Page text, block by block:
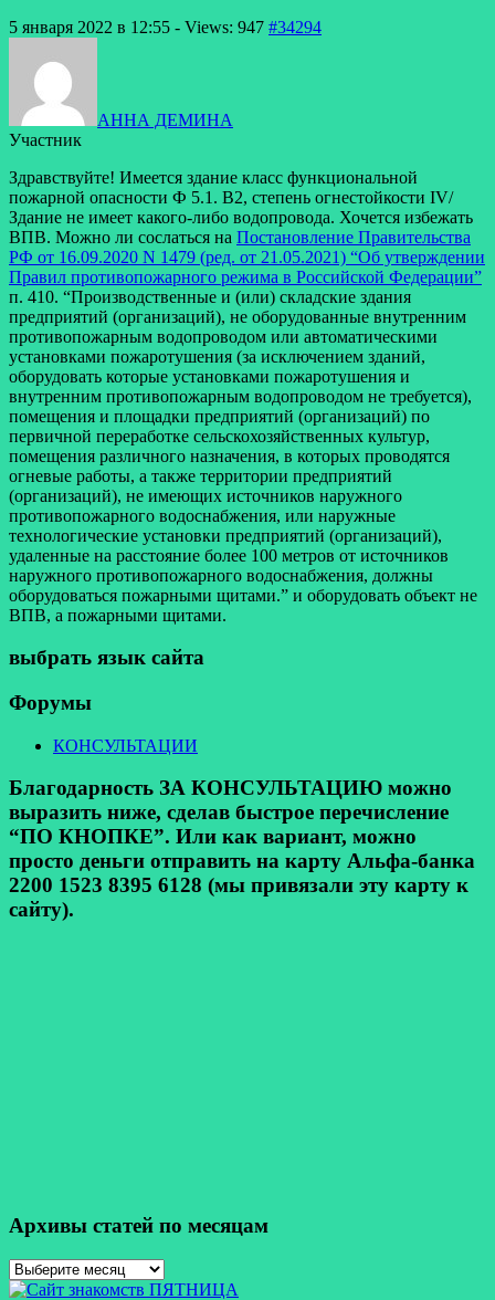
5 января 2022 в 12:55 - Views: 947 #34294
АННА ДЕМИНА
Участник
Здравствуйте! Имеется здание класс функциональной
пожарной опасности Ф 5.1. В2, степень огнестойкости IV/
Здание не имеет какого-либо водопровода. Хочется избежать
ВПВ. Можно ли сослаться на Постановление Правительства
РФ от 16.09.2020 N 1479 (ред. от 21.05.2021) “Об утверждении
Правил противопожарного режима в Российской Федерации”
п. 410. “Производственные и (или) складские здания
предприятий (организаций), не оборудованные внутренним
противопожарным водопроводом или автоматическими
установками пожаротушения (за исключением зданий,
оборудовать которые установками пожаротушения и
внутренним противопожарным водопроводом не требуется),
помещения и площадки предприятий (организаций) по
первичной переработке сельскохозяйственных культур,
помещения различного назначения, в которых проводятся
огневые работы, а также территории предприятий
(организаций), не имеющих источников наружного
противопожарного водоснабжения, или наружные
технологические установки предприятий (организаций),
удаленные на расстояние более 100 метров от источников
наружного противопожарного водоснабжения, должны
оборудоваться пожарными щитами.” и оборудовать объект не
ВПВ, а пожарными щитами.
выбрать язык сайта
Форумы
КОНСУЛЬТАЦИИ
Благодарность ЗА КОНСУЛЬТАЦИЮ можно
выразить ниже, сделав быстрое перечисление
“ПО КНОПКЕ”. Или как вариант, можно
просто деньги отправить на карту Альфа-банка
2200 1523 8395 6128 (мы привязали эту карту к
сайту).
Архивы статей по месяцам
Архивы
статей